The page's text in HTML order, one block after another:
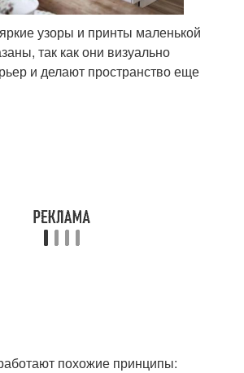
узоры и принты маленькой
так как они визуально
и делают пространство еще
похожие принципы: